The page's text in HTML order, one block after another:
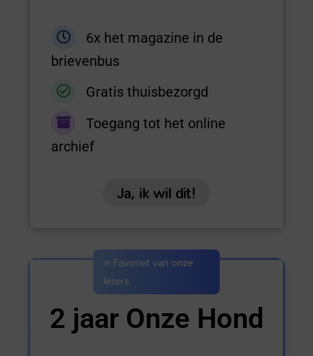
6x het magazine in de
brievenbus
Gratis thuisbezorgd
Toegang tot het online
archief
Ja, ik wil dit!
2 jaar Onze Hond